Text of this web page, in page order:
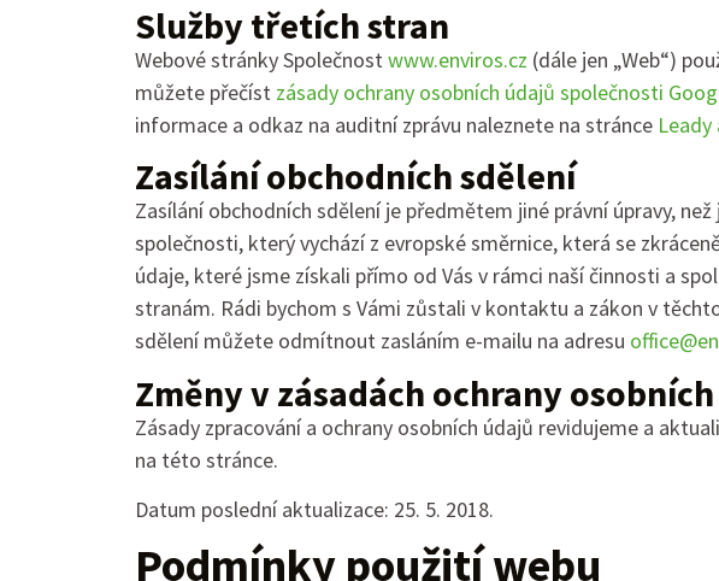
Služby třetích stran
Webové stránky Společnostwww.enviros.cz (dále jen „Web“)
můžete přečíst zásady ochrany osobních údajů společnosti
informace a odkaz na auditní zprávu naleznete na stránce Leady
Zasílání obchodních sdělení
Zasílání obchodních sdělení je předmětem jiné právní úpravy,
společnosti, který vychází z evropské směrnice, která se
údaje, které jsme získali přímo od Vás v rámci naší činnosti a
stranám. Rádi bychom s Vámi zůstali v kontaktu a zákon v
sdělení můžete odmítnout zasláním e-mailu na adresu
Změny v zásadách ochrany
Zásady zpracování a ochrany osobních údajů revidujeme a
na této stránce.
Datum poslední aktualizace: 25. 5. 2018.
Podmínky použití webu